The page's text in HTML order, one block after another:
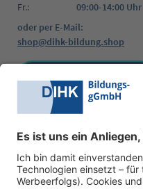
Fr.:
09:00-14:00 Uhr
oder per E-Mail:
shop@dihk-bildung.shop